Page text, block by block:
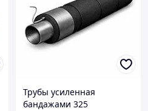
Трубы усиленная
бандажами 325